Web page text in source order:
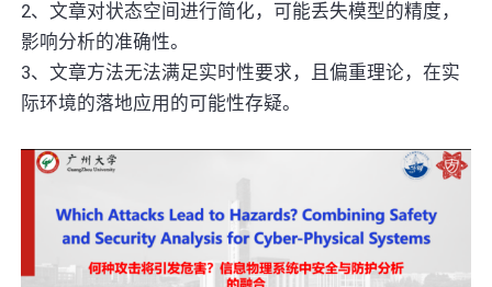
2、文章对状态空间进行简化，可能丢失模型的精度，
影响分析的准确性。
3、文章方法无法满足实时性要求，且偏重理论，在实
际环境的落地应用的可能性存疑。